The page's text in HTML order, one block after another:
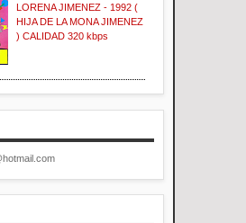
LORENA JIMENEZ - 1992 (
HIJA DE LA MONA JIMENEZ
) CALIDAD 320 kbps